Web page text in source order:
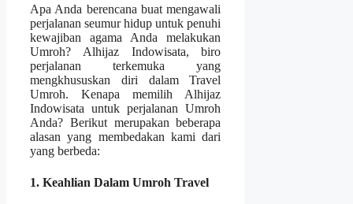
Apa Anda berencana buat mengawali
perjalanan seumur hidup untuk penuhi
kewajiban agama Anda melakukan
Umroh? Alhijaz Indowisata, biro
perjalanan terkemuka yang
mengkhususkan diri dalam Travel
Umroh. Kenapa memilih Alhijaz
Indowisata untuk perjalanan Umroh
Anda? Berikut merupakan beberapa
alasan yang membedakan kami dari
yang berbeda:
1. Keahlian Dalam Umroh Travel